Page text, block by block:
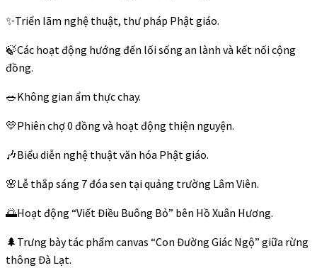
✨Triển lãm nghệ thuật, thư pháp Phật giáo.
🍃Các hoạt động hướng đến lối sống an lành và kết nối cộng
đồng.
🥗Không gian ẩm thực chay.
💛Phiên chợ 0 đồng và hoạt động thiện nguyện.
🎶Biểu diễn nghệ thuật văn hóa Phật giáo.
🌸Lễ thắp sáng 7 đóa sen tại quảng trường Lâm Viên.
🌅Hoạt động “Viết Điều Buông Bỏ” bên Hồ Xuân Hương.
🌲Trưng bày tác phẩm canvas “Con Đường Giác Ngộ” giữa rừng
thông Đà Lạt.